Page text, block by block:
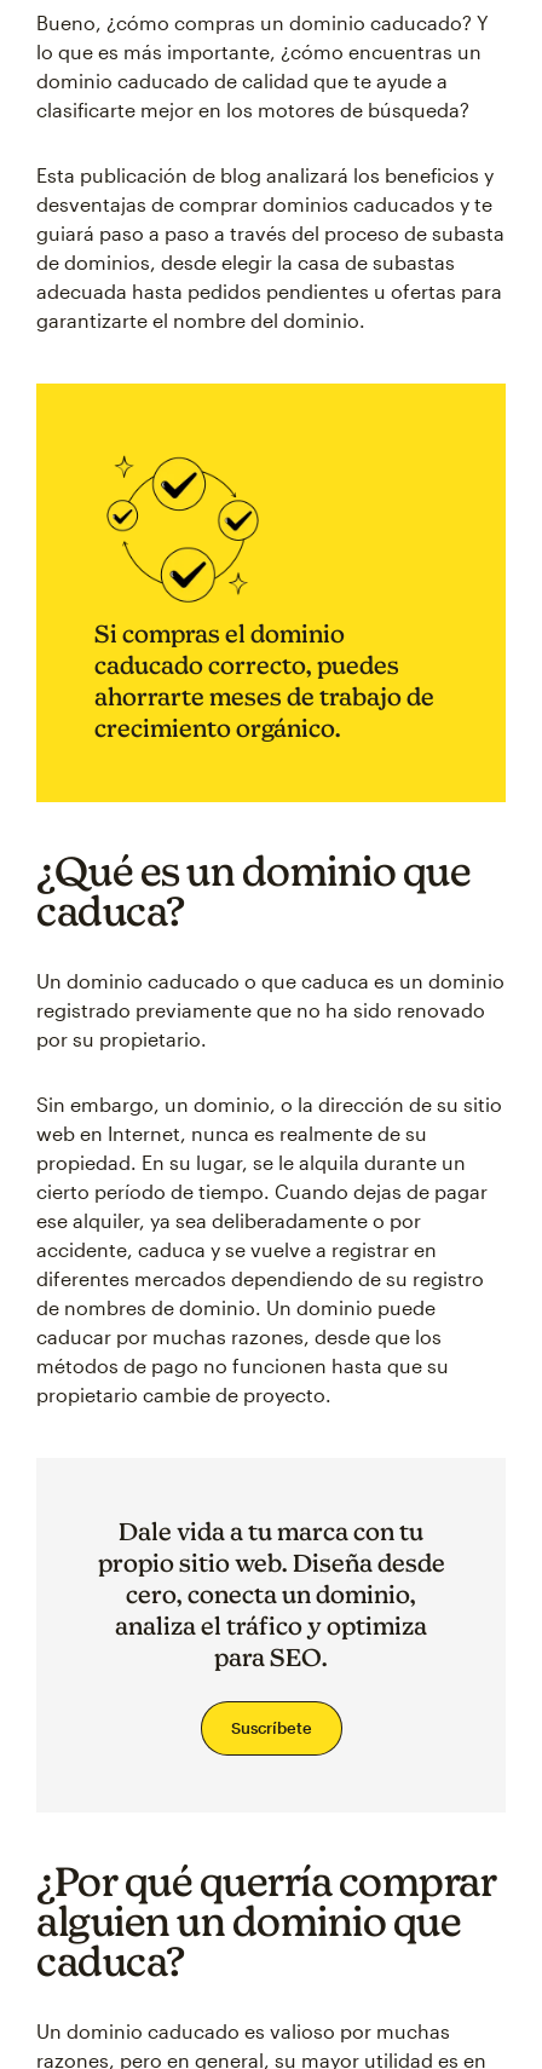
Bueno, ¿cómo compras un dominio caducado? Y
lo que es más importante, ¿cómo encuentras un
dominio caducado de calidad que te ayude a
clasificarte mejor en los motores de búsqueda?
Esta publicación de blog analizará los beneficios y
desventajas de comprar dominios caducados y te
guiará paso a paso a través del proceso de subasta
de dominios, desde elegir la casa de subastas
adecuada hasta pedidos pendientes u ofertas para
garantizarte el nombre del dominio.
Si compras el dominio
caducado correcto, puedes
ahorrarte meses de trabajo de
crecimiento orgánico.
¿Qué es un dominio que
caduca?
Un dominio caducado o que caduca es un dominio
registrado previamente que no ha sido renovado
por su propietario.
Sin embargo, un dominio, o la dirección de su sitio
web en Internet, nunca es realmente de su
propiedad. En su lugar, se le alquila durante un
cierto período de tiempo. Cuando dejas de pagar
ese alquiler, ya sea deliberadamente o por
accidente, caduca y se vuelve a registrar en
diferentes mercados dependiendo de su registro
de nombres de dominio. Un dominio puede
caducar por muchas razones, desde que los
métodos de pago no funcionen hasta que su
propietario cambie de proyecto.
Dale vida a tu marca con tu
propio sitio web. Diseña desde
cero, conecta un dominio,
analiza el tráfico y optimiza
para SEO.
Suscríbete
¿Por qué querría comprar
alguien un dominio que
caduca?
Un dominio caducado es valioso por muchas
razones, pero en general, su mayor utilidad es en